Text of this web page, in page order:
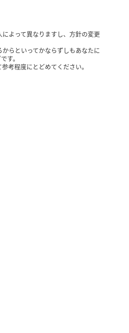
よって異なりますし、方針の変更
らといってかならずしもあなたに
す。
考程度にとどめてください。